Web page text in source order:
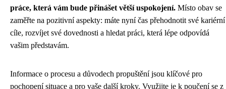
práce, která vám bude přinášet větší uspokojení. Místo obav se
zaměřte na pozitivní aspekty: máte nyní čas přehodnotit své kariérní
cíle, rozvíjet své dovednosti a hledat práci, která lépe odpovídá
vašim představám.
Informace o procesu a důvodech propuštění jsou klíčové pro
pochopení situace a pro vaše další kroky. Využijte je k poučení se z